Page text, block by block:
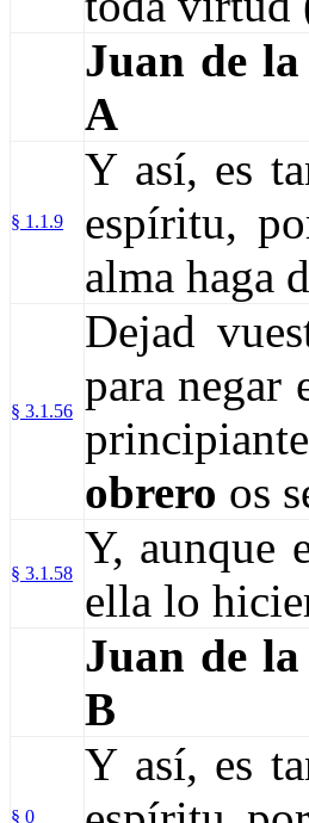
Juan de
A
§ 1.1.9
Y así, es
espíritu,
alma haga
§ 3.1.56
Dejad
para negar
obrero os
§ 3.1.58
Y, aunque
ella lo
Juan de
B
§ 0
Y así, es